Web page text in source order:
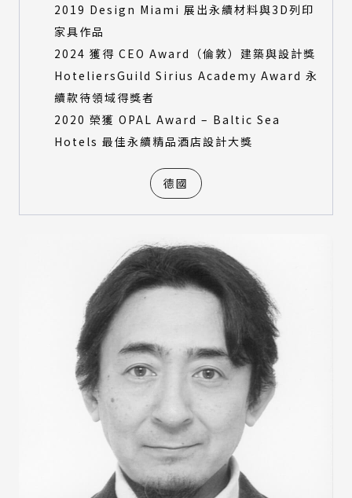
2019 Design Miami 展出永續材料與3D列印
家具作品
2024 獲得 CEO Award（倫敦）建築與設計獎
HoteliersGuild Sirius Academy Award 永
續款待領域得獎者
2020 榮獲 OPAL Award – Baltic Sea
Hotels 最佳永續精品酒店設計大獎
德國